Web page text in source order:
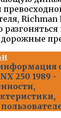
разгоняться
250 1989 -